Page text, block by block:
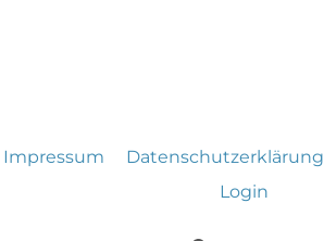
Impressum Datenschutzerklärung
Login